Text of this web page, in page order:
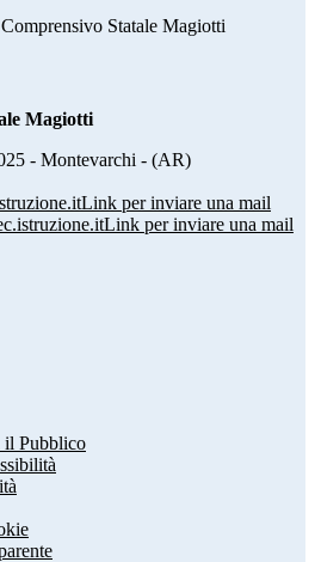
Statale Magiotti
Magiotti
- Montevarchi - (AR)
Link per inviare una mail
Link per inviare una mail
Pubblico